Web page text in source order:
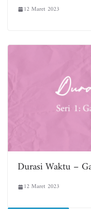
12 Maret 2023
Durasi Waktu –
12 Maret 2023